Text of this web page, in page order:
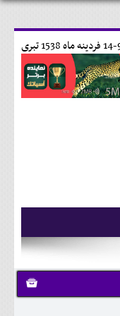
14 فردينه ماه 1538 تبری